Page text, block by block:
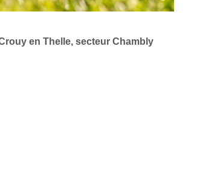
en Thelle, secteur Chambly